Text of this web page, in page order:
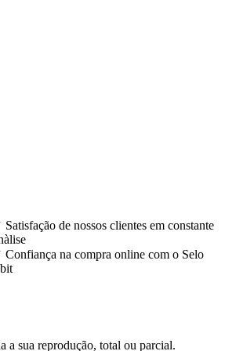
Satisfação de nossos clientes em constante
Confiança na compra online com o Selo
sua reprodução, total ou parcial.